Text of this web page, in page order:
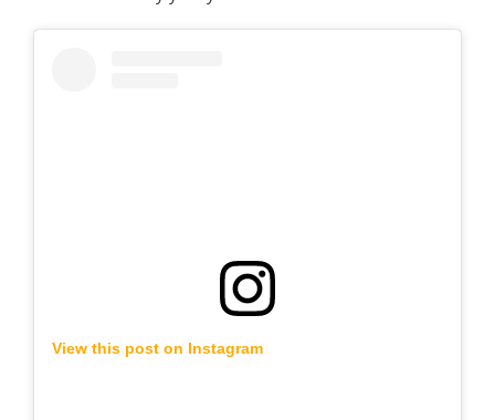
View this post on Instagram